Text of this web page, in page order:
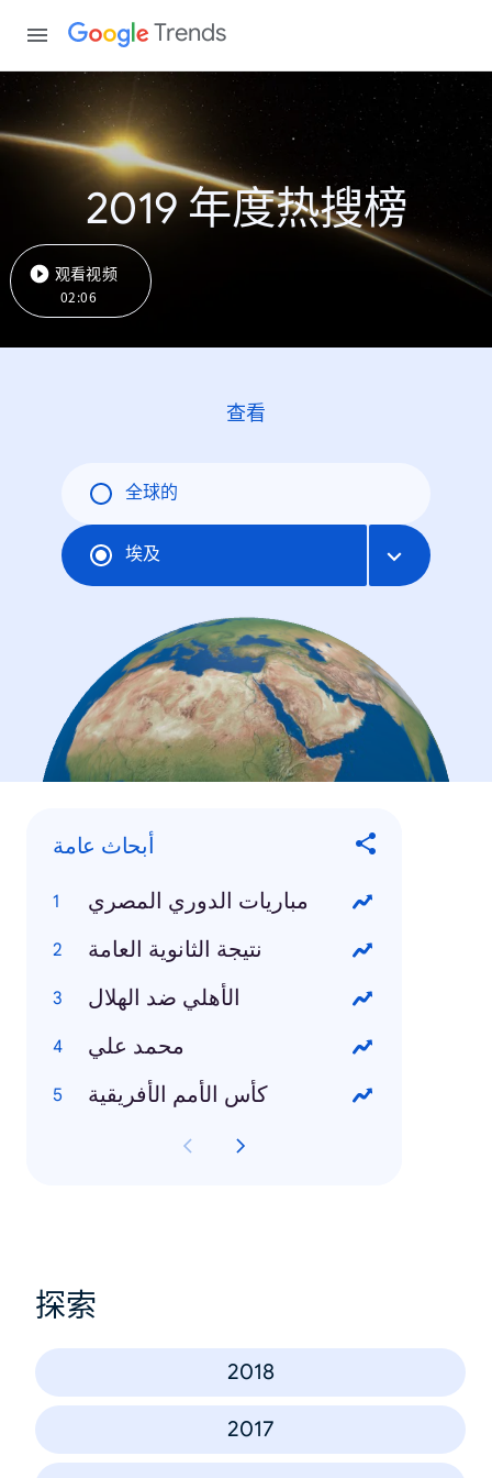
Trends
2019 年度热搜榜
观看视频
02:06
查看
全球的
埃及
أبحاث عامة
مباريات الدوري المصري
نتيجة الثانوية العامة
الأهلي ضد الهلال
محمد علي
كأس الأمم الأفريقية
探索
2018
2017